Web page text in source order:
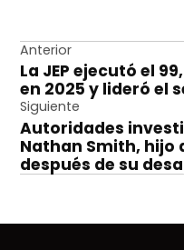
Navegación
de
entradas
Anterior
La JEP ejecutó el
en 2025 y lideró el
Siguiente
Autoridades
Nathan Smith, hijo
después de su